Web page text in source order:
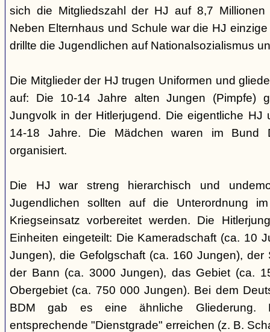
sich die Mitgliedszahl der HJ auf 8,7 Millionen
Neben Elternhaus und Schule war die HJ
drillte die Jugendlichen auf Nationalsozialismus
Die Mitglieder der HJ trugen Uniformen und
auf: Die 10-14 Jahre alten Jungen (Pimpfe)
Jungvolk in der Hitlerjugend. Die eigentliche HJ
14-18 Jahre. Die Mädchen waren im Bund
organisiert.
Die HJ war streng hierarchisch und
Jugendlichen sollten auf die Unterordnung
Kriegseinsatz vorbereitet werden. Die
Einheiten eingeteilt: Die Kameradschaft (ca. 10
Jungen), die Gefolgschaft (ca. 160 Jungen), der
der Bann (ca. 3000 Jungen), das Gebiet (ca.
Obergebiet (ca. 750 000 Jungen). Bei dem
BDM gab es eine ähnliche Gliederung.
entsprechende "Dienstgrade" erreichen (z. B.